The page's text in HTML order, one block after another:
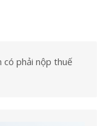
có phải nộp thuế